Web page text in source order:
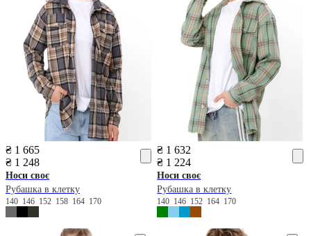
₴ 1 665
₴ 1 248
Носи своє
Рубашка в клетку
140 146 152 158 164 170
₴ 1 632
₴ 1 224
Носи своє
Рубашка в клетку
140 146 152 164 170